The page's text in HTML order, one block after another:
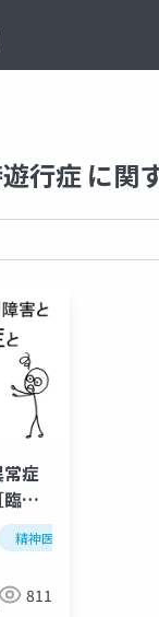
行症 に関
常症
臨
す
患
精神医学
811